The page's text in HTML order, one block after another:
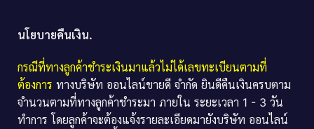
นโยบายคืนเงิน.
กรณีที่ทางลูกค้าชำระเงินมาแล้วไม่ได้เลขทะเบียนตามที่
ต้องการ ทางบริษัท ออนไลน์ขายดี จำกัด ยินดีคืนเงินครบตาม
จำนวนตามที่ทางลูกค้าชำระมา ภายใน ระยะเวลา 1 - 3 วัน
ทำการ โดยลูกค้าจะต้องแจ้งรายละเอียดมายังบริษัท ออนไลน์